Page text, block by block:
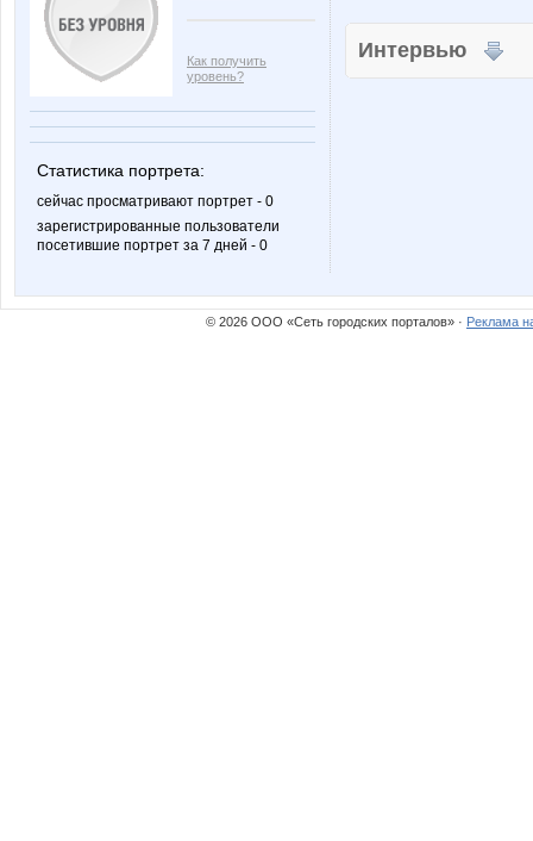
Как получить
уровень?
Статистика портрета:
сейчас просматривают портрет - 0
зарегистрированные пользователи
посетившие портрет за 7 дней - 0
Интервью
© 2026 ООО «Сеть городских порталов» · Реклама